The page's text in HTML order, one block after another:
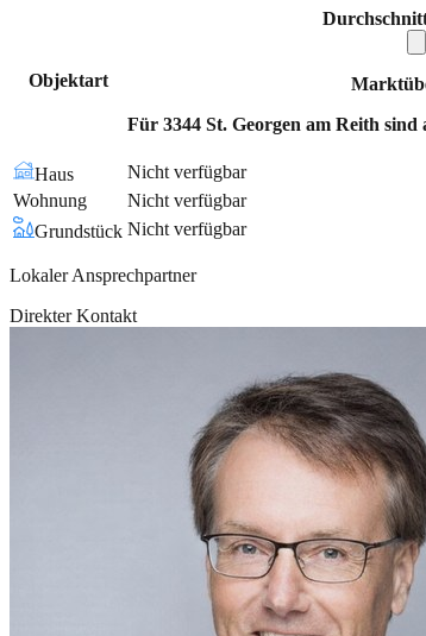
Objektart
Für 3344 St. Georgen am Reith
Haus
Nicht verfügbar
Wohnung
Nicht verfügbar
Grundstück Nicht verfügbar
Lokaler Ansprechpartner
Direkter Kontakt